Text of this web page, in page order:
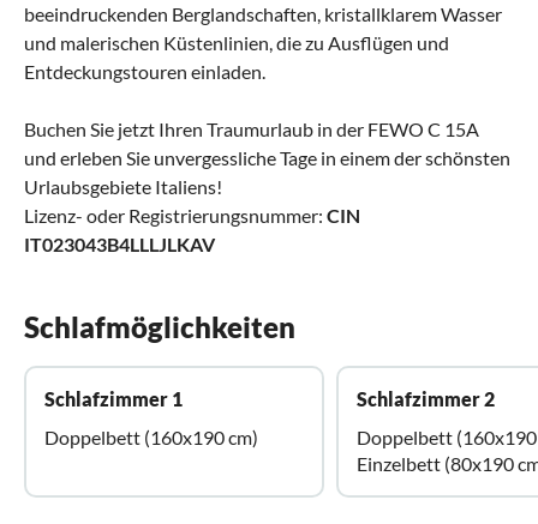
beeindruckenden Berglandschaften, kristallklarem Wasser
und malerischen Küstenlinien, die zu Ausflügen und
Entdeckungstouren einladen.
Buchen Sie jetzt Ihren Traumurlaub in der FEWO C 15A
und erleben Sie unvergessliche Tage in einem der schönsten
Urlaubsgebiete Italiens!
Lizenz- oder Registrierungsnummer: CIN
IT023043B4LLLJLKAV
Schlafmöglichkeiten
Schlafzimmer 1
Doppelbett (160x190 cm)
Schlafzimmer 2
Doppelbett (160x190
Einzelbett (80x190